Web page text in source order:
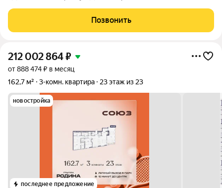
этаже ДОБРОТНОГО панельного ДОМА П-44Т, Общей
площадью 81,1 кв.м., расположена в ЗЕЛЕНОМ округе Москвы -
Позвонить
212 002 864₽
от 888 474 ₽ в месяц
162,7 м²
3-комн. квартира 23 этаж из 23
новостройка
последнее предложение